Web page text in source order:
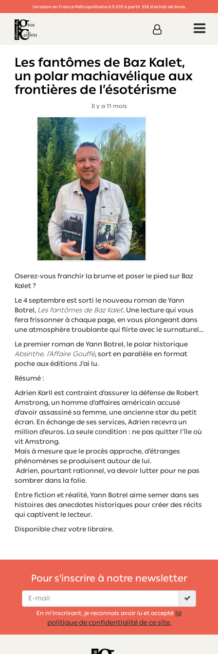
Livraison en France Métropolitaine à 0,01€ à partir 35€ d’achat de livres.
Les fantômes de Baz Kalet,
un polar machiavélique aux
frontières de l’ésotérisme
Il y a 11 mois
Oserez-vous franchir la brume et poser le pied sur Baz
Kalet ?
Le 4 septembre est sorti le nouveau roman de Yann
Botrel, Les fantômes de Baz Kalet. Une lecture qui vous
fera frissonner à chaque page, en vous plongeant dans
une atmosphère troublante qui flirte avec le surnaturel…
Le premier roman de Yann Botrel, le polar historique
Absinthe, l’Affaire Gouffé, sort en parallèle en format
poche aux éditions J’ai lu.
Résumé :
Adrien Karll est contraint d’assurer la défense de Robert
Amstrong, un homme d’affaires américain accusé
d’avoir assassiné sa femme, une ancienne star du petit
écran. En échange de ses services, Adrien recevra un
million d’euros. La seule condition : ne pas quitter l’île où
vit Amstrong.
Mais à mesure que le procès approche, d’étranges
phénomènes se produisent autour de lui.
Adrien, pourtant rationnel, va devoir lutter pour ne pas
sombrer dans la folie.
Entre fiction et réalité, Yann Botrel aime semer dans ses
histoires des anecdotes historiques pour créer des récits
qui captivent le lecteur.
Disponible chez votre libraire.
Pour s'inscrire à notre newsletter
En m'inscrivant, je reconnais avoir lu et accepté la
politique de confidentialité de ce site.